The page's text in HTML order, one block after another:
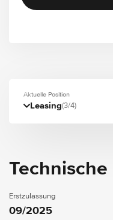
Aktuelle Position
Leasing(3/4)
Technische
Erstzulassung
09/2025